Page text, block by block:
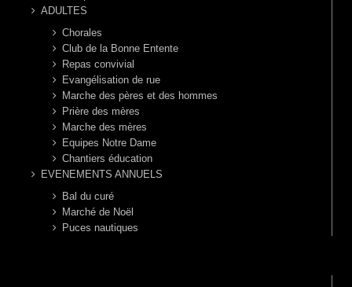
ADULTES
Chorales
Club de la Bonne Entente
Repas convivial
Evangélisation de rue
Marche des pères et des hommes
Prière des mères
Marche des mères
Equipes Notre Dame
Chantiers éducation
EVENEMENTS ANNUELS
Bal du curé
Marché de Noël
Puces nautiques